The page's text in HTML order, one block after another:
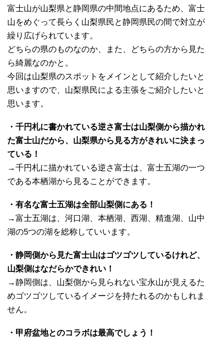
富士山が山梨県と静岡県の中間地点にあるため、富士
山をめぐって長らく山梨県民と静岡県民の間で対立が
繰り広げられています。
どちらの県のものなのか、また、どちらの方から見た
ら綺麗なのかと。
今回は山梨県のスポットをメインとして紹介したいと
思いますので、山梨県民による主張をご紹介したいと
思います。
・千円札に書かれている逆さ富士は山梨側から描かれ
た富士山だから、山梨県から見る方がきれいに決まっ
ている！
→千円札に描かれている逆さ富士は、富士五湖の一つ
である本栖湖から見ることができます。
・有名な富士五湖は全部山梨側にある！
→富士五湖は、河口湖、本栖湖、西湖、精進湖、山中
湖の5つの湖を総称していいます。
・静岡側から見た富士山はゴツゴツしているけれど、
山梨側はなだらかできれい！
→静岡側は、山梨側から見られない宝永山が見えるた
めゴツゴツしているイメージを持たれるのかもしれま
せん。
・甲府盆地とのコラボは最高でしょう！